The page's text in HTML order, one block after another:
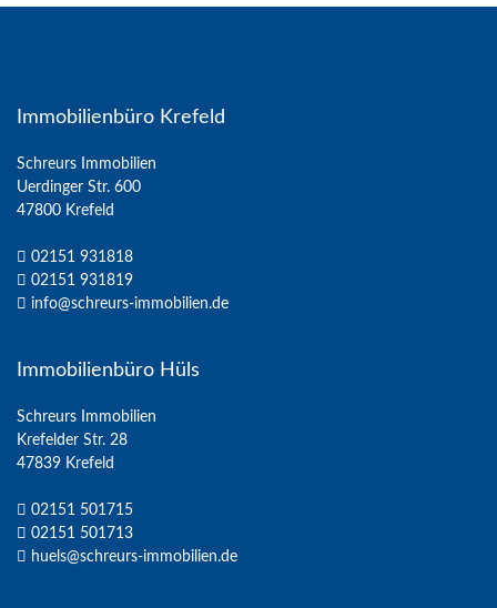
Immobilienbüro Krefeld
Schreurs Immobilien
Uerdinger Str. 600
47800 Krefeld
02151 931818
02151 931819
info@schreurs-immobilien.de
Immobilienbüro Hüls
Schreurs Immobilien
Krefelder Str. 28
47839 Krefeld
02151 501715
02151 501713
huels@schreurs-immobilien.de